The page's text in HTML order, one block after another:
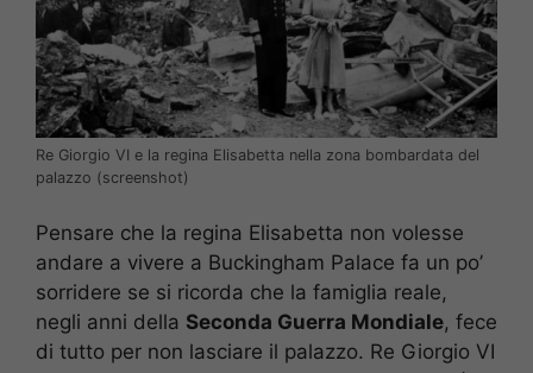
Re Giorgio VI e la regina Elisabetta nella zona bombardata del
palazzo (screenshot)
Pensare che la regina Elisabetta non volesse
andare a vivere a Buckingham Palace fa un po’
sorridere se si ricorda che la famiglia reale,
negli anni della Seconda Guerra Mondiale, fece
di tutto per non lasciare il palazzo. Re Giorgio VI